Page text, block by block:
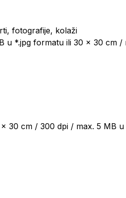
fotografije, kolaži
u *.jpg formatu ili 30 x 30 cm /
30 cm / 300 dpi / max. 5 MB